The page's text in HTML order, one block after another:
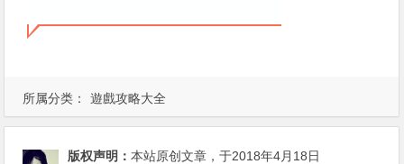
所属分类： 遊戲攻略大全
版权声明：本站原创文章，于2018年4月18日